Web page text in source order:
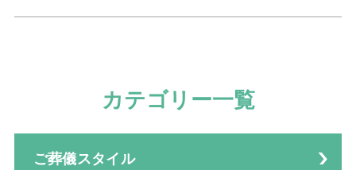
カテゴリー一覧
ご葬儀スタイル